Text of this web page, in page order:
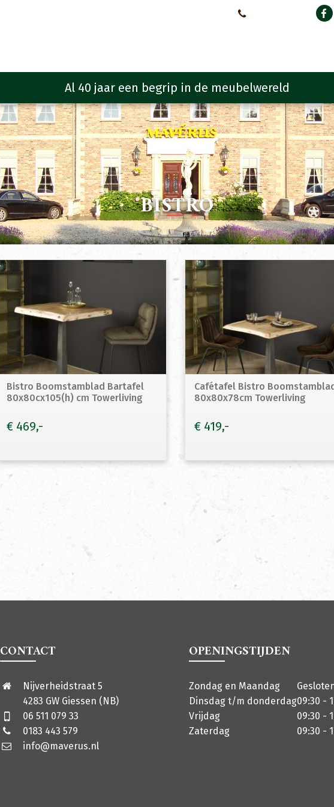
BISTRO
Bistro Boomstamblad Bartafel
80x80cx105(h) cm Towerliving
€ 469
Cafétafel Bistro
80x80x78cm Towerliving
€ 419
CONTACT
Nijverheidstraat 5
4283 GW Giessen (NB)
06 511 079 33
0183 443 579
info@maverus.nl
OPENINGSTIJDEN
Zondag en Maandag
Dinsdag t/m donderdag09:30 -
Vrijdag
09:30 -
Zaterdag
09:30 -